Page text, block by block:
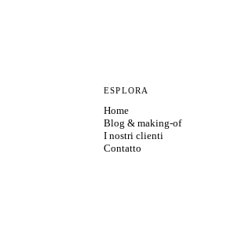
ESPLORA
Home
Blog & making-of
I nostri clienti
Contatto